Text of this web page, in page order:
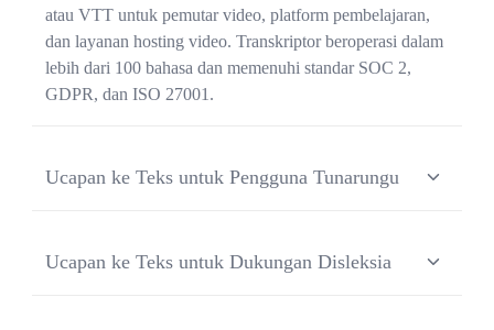
atau VTT untuk pemutar video, platform pembelajaran,
dan layanan hosting video. Transkriptor beroperasi dalam
lebih dari 100 bahasa dan memenuhi standar SOC 2,
GDPR, dan ISO 27001.
Ucapan ke Teks untuk Pengguna Tunarungu
identifikasi pembicara. Format keluaran termasuk TXT,
Ucapan ke Teks untuk Dukungan Disleksia